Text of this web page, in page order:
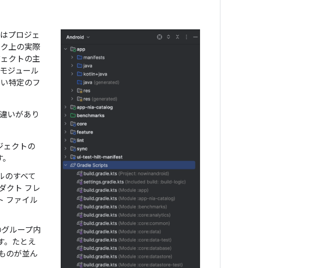
プロジェ
上の実際
クトの主
ジュール
特定のフ
いがあり
ェクトの
のすべて
クト フレ
ファイル
ループ内
。たとえ
のが並ん